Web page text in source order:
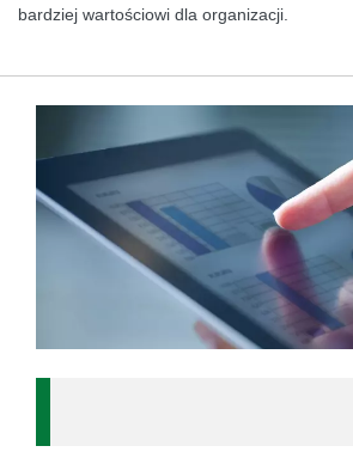
bardziej wartościowi dla organizacji.